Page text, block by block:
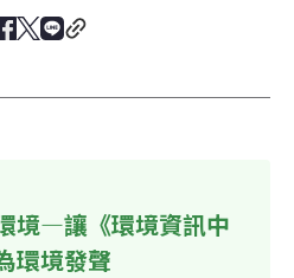
境—讓《環境資訊中
環境發聲